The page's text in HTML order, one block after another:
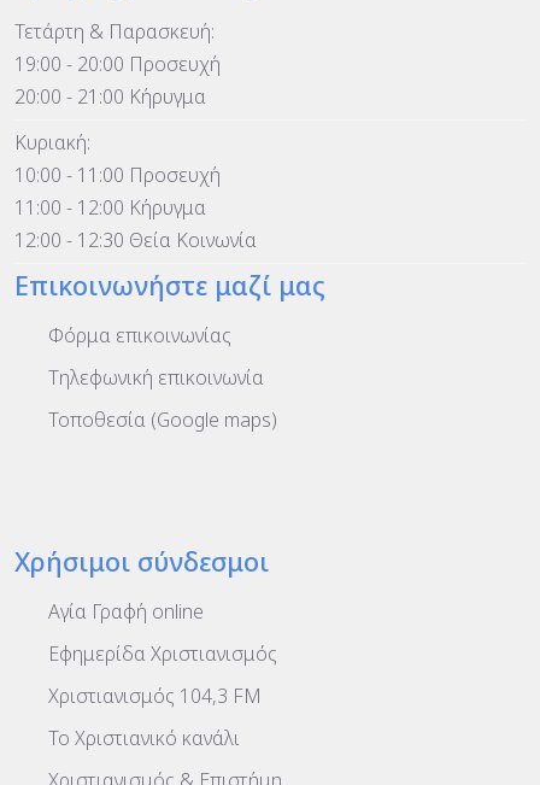
Τετάρτη & Παρασκευή:
19:00 - 20:00 Προσευχή
20:00 - 21:00 Κήρυγμα
Κυριακή:
10:00 - 11:00 Προσευχή
11:00 - 12:00 Κήρυγμα
12:00 - 12:30 Θεία Κοινωνία
Επικοινωνήστε μαζί μας
Φόρμα επικοινωνίας
Τηλεφωνική επικοινωνία
Τοποθεσία (Google maps)
Χρήσιμοι σύνδεσμοι
Αγία Γραφή online
Εφημερίδα Χριστιανισμός
Χριστιανισμός 104,3 FM
To Χριστιανικό κανάλι